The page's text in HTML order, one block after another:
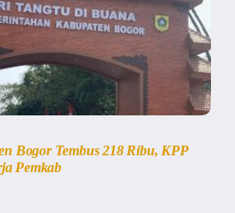
Bogor Tembus 218 Ribu, KPP
Pemkab